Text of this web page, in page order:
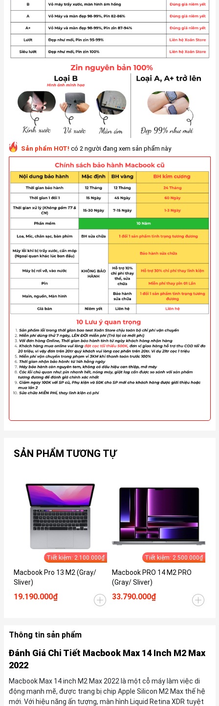
Sản phẩm HOT! có 2 người đang xem sản phẩm này
SẢN PHẨM TƯƠNG TỰ
Tiết kiệm: 2.100.000₫
Macbook Pro 13 M2 (Gray/
Sliver)
19.190.000₫
Tiết kiệm: 2.500.000₫
Macbook PRO 14 M2 PRO
(Gray/ Sliver)
33.790.000₫
Thông tin sản phẩm
Đánh Giá Chi Tiết Macbook Max 14 Inch M2 Max
2022
Macbook Max 14 inch M2 Max 2022 là một cỗ máy làm việc di
động mạnh mẽ, được trang bị chip Apple Silicon M2 Max thế hệ
mới. Với hiệu năng ấn tượng, màn hình Liquid Retina XDR tuyệt